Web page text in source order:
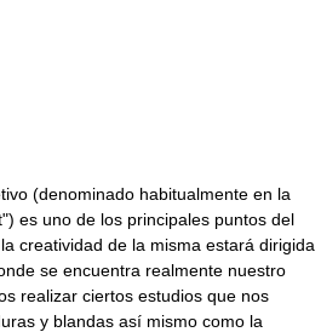
(denominado habitualmente en la
es uno de los principales puntos del
creatividad de la misma estará dirigida
se encuentra realmente nuestro
realizar ciertos estudios que nos
y blandas así mismo como la